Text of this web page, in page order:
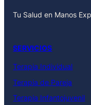
Tu Salud en Manos
SERVICIOS
Terapia Individual
Terapia de Pareja
Terapia Infantojuvenil